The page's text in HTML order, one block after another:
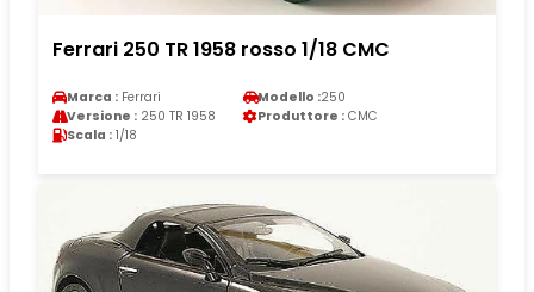
Ferrari 250 TR 1958 rosso 1/18 CMC
Marca : Ferrari Modello :250
Versione : 250 TR 1958 Produttore : CMC
Scala : 1/18